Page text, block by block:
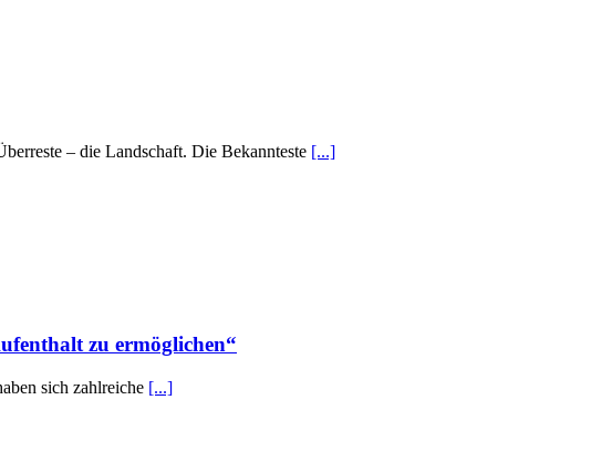
– die Landschaft. Die Bekannteste [...]
zu ermöglichen“
sich zahlreiche [...]